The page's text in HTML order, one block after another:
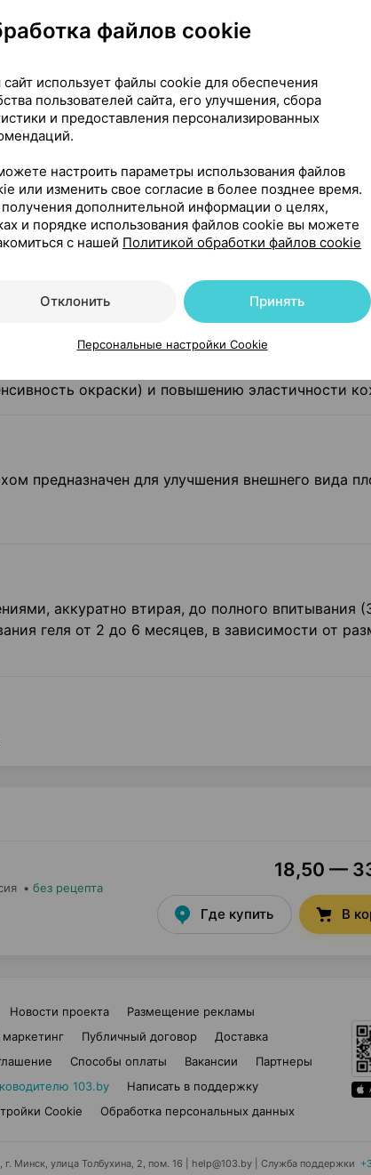
Glycerin, Hirudinea Extract, Allantoin, Sodium
запахом предназначен для улучшения
и способствуют транспортировке
без гиперплазии.
лука и аллантоин оказывают:
окраски) и повышению эластичности
предназначен для улучшения внешнего вида
аккуратно втирая, до полного впитывания
геля от 2 до 6 месяцев, в зависимости от
• без рецепта
18,50 —
Где купить В
Новости проекта
Размещение рекламы
Публичный договор
Доставка
Способы оплаты Вакансии
Партнеры
103.by
Написать в поддержку
Cookie
Обработка персональных данных
Минск, улица Толбухина, 2, пом. 16 | help@103.by Служба поддержки
файлов cookie
использует файлы cookie для обеспечения
пользователей сайта, его улучшения, сбора
и предоставления персонализированных
настроить параметры использования файлов
или изменить свое согласие в более позднее время.
дополнительной информации о целях,
и порядке использования файлов cookie вы можете
с нашей Политикой обработки файлов cookie
Отклонить Принять
Персональные настройки Cookie